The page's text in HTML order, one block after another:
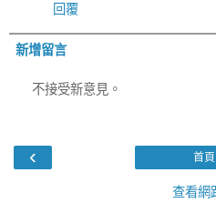
回覆
新增留言
不接受新意見。
‹ 首頁
查看網